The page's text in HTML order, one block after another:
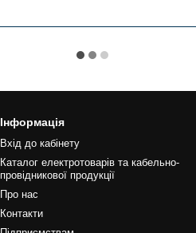
Інформація
Вхід до кабінету
Каталог електротоварів та кабельно-
провідникової продукції
Про нас
Контакти